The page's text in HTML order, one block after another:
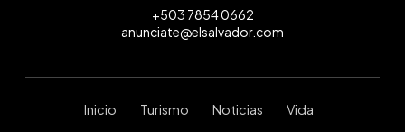
+503 7854 0662
anunciate@elsalvador.com
Inicio Turismo Noticias Vida